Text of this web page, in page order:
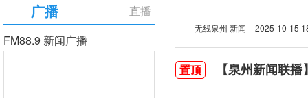
直播
广播
FM88.9 新闻广播
无线泉州 新闻 2025-10-15
置顶 【泉州新闻联